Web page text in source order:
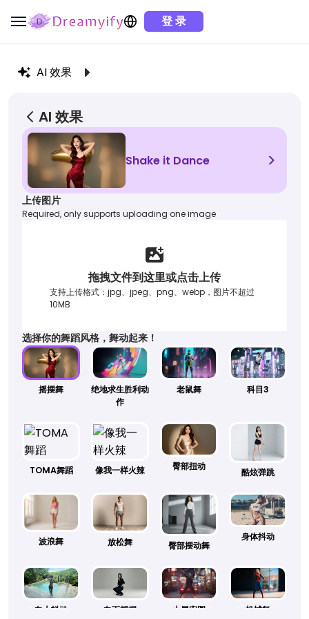
登 录
AI 效果
AI 效果
Shake it Dance >
上传图片
Required, only supports uploading one image
拖拽文件到这里或点击上传
支持上传格式：jpg、jpeg、png、webp，图片不超过
10MB
选择你的舞蹈风格，舞动起来！
摇摆舞
绝地求生胜利动
作
老鼠舞 科目3
TOMA舞蹈 像我一样火辣 臀部扭动
酷炫弹跳
波浪舞 放松舞 臀部摆动舞
身体抖动
向上抖动 向下摇摆 大展宏图 机械舞